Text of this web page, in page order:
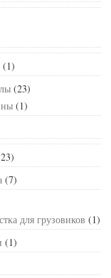
(1)
(23)
(1)
(7)
для грузовиков (1)
(1)